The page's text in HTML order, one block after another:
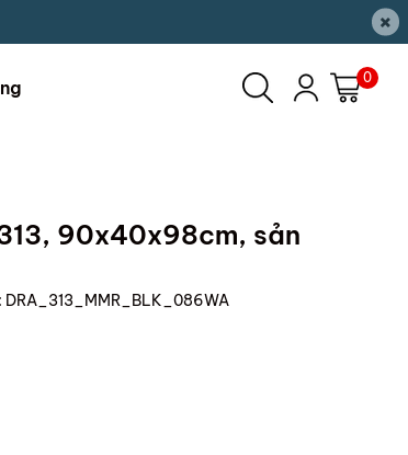
×
0
90x40x98cm, sản
DRA_313_MMR_BLK_086WA